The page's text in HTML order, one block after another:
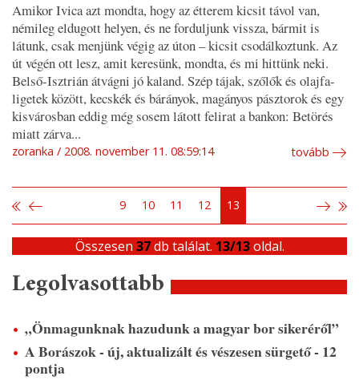
Amikor Ivica azt mondta, hogy az étterem kicsit távol van,
némileg eldugott helyen, és ne forduljunk vissza, bármit is
látunk, csak menjünk végig az úton – kicsit csodálkoztunk. Az
út végén ott lesz, amit keresünk, mondta, és mi hittünk neki.
Belső-Isztrián átvágni jó kaland. Szép tájak, szőlők és olajfa-
ligetek között, kecskék és bárányok, magányos pásztorok és egy
kisvárosban eddig még sosem látott felirat a bankon: Betörés
miatt zárva...
zoranka 2008. november 11. 08:59:14 tovább
9 10 11 12 13
Összesen 37db találat. 13/13oldal.
Legolvasottabb
„Önmagunknak hazudunk a magyar bor sikeréről”
A Borászok - új, aktualizált és vészesen sürgető - 12
pontja